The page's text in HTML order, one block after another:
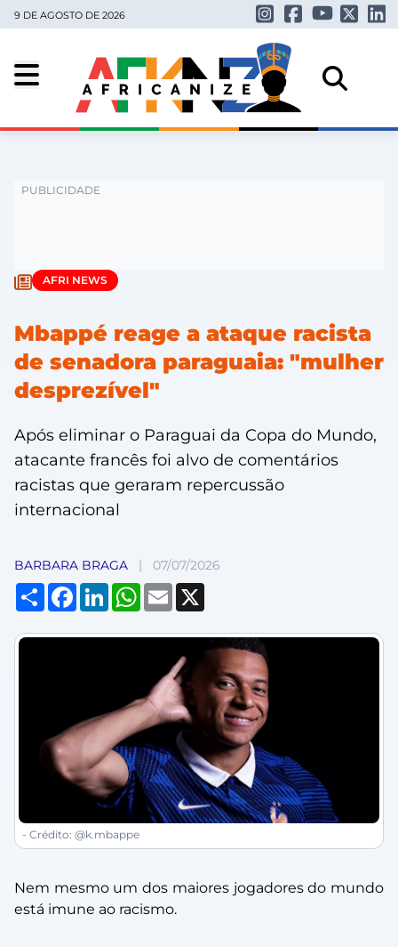
9 DE AGOSTO DE 2026
AFRI NEWS
Mbappé reage a ataque racista
de senadora paraguaia: "mulher
desprezível"
Após eliminar o Paraguai da Copa do Mundo,
atacante francês foi alvo de comentários
racistas que geraram repercussão
internacional
BARBARA BRAGA | 07/07/2026
Compartilhar
Facebook
LinkedInWhatsApp
Email
- Crédito: @k.mbappe
Nem mesmo um dos maiores jogadores do mundo
está imune ao racismo.